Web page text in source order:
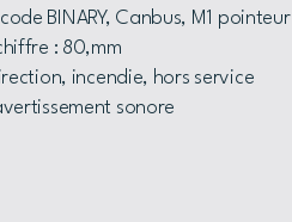
BINARY, Canbus, M1 pointeur
: 80,mm
incendie, hors service
sonore